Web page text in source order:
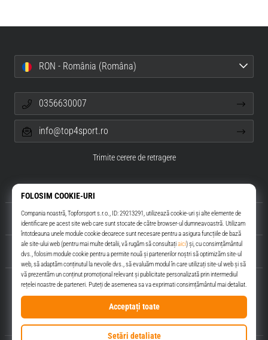
Top4Sport.ro
Despre noi
Servicii clienți
RON - România (Româna)
0356630007
info@top4sport.ro
Trimite cerere de retragere